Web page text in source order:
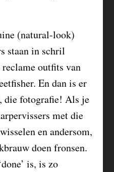
(natural-look)
staan in schril
outfits van
En dan is er
die fotografie! Als je
met die
en andersom,
doen fronsen.
is, is zo